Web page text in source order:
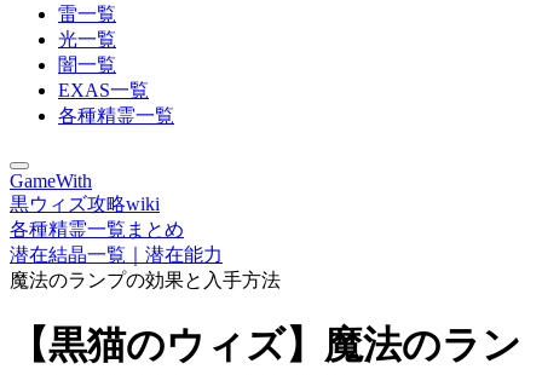
雷一覧
光一覧
闇一覧
EXAS一覧
各種精霊一覧
GameWith
黒ウィズ攻略wiki
各種精霊一覧まとめ
潜在結晶一覧｜潜在能力
魔法のランプの効果と入手方法
【黒猫のウィズ】魔法のラン